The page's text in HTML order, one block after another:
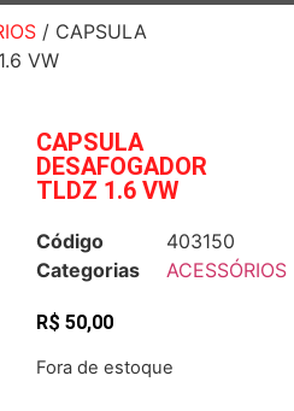
/ CAPSULA
VW
CAPSULA
DESAFOGADOR
TLDZ 1.6 VW
Código
403150
Categorias
ACESSÓRIOS
R$ 50,00
Fora de estoque